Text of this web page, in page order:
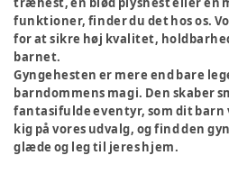
funktioner, finder du det hos os.
for at sikre høj kvalitet,
barnet.
Gyngehesten er mere end bare
barndommens magi. Den skaber
fantasifulde eventyr, som dit barn
kig på vores udvalg, og find den
glæde og leg til jeres hjem.